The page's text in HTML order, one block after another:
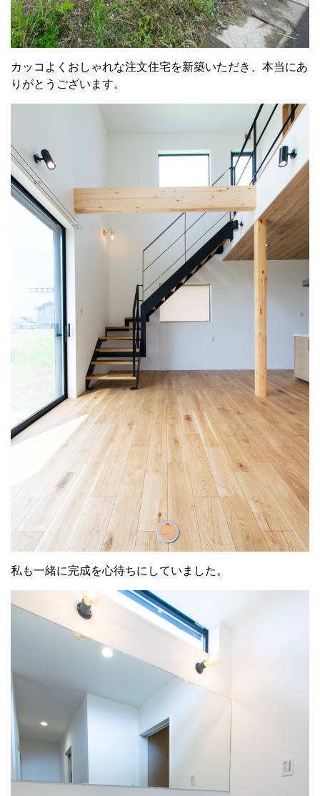
カッコよくおしゃれな注文住宅を新築いただき、本当にあ
りがとうございます。
私も一緒に完成を心待ちにしていました。